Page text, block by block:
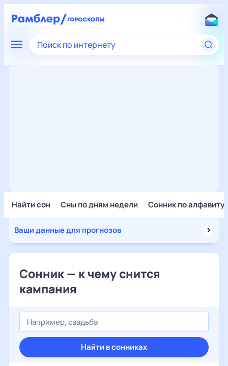
Поиск по интернету
Найти сон Сны по дням недели Сонник по алфавиту
Ваши данные для прогнозов
Сонник — к чему снится
кампания
Найти в сонниках